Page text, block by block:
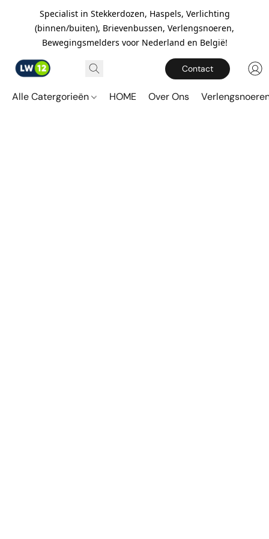
Specialist in Stekkerdozen, Haspels, Verlichting
(binnen/buiten), Brievenbussen, Verlengsnoeren,
Bewegingsmelders voor Nederland en België!
Contact
Alle Catergorieën HOME Over Ons